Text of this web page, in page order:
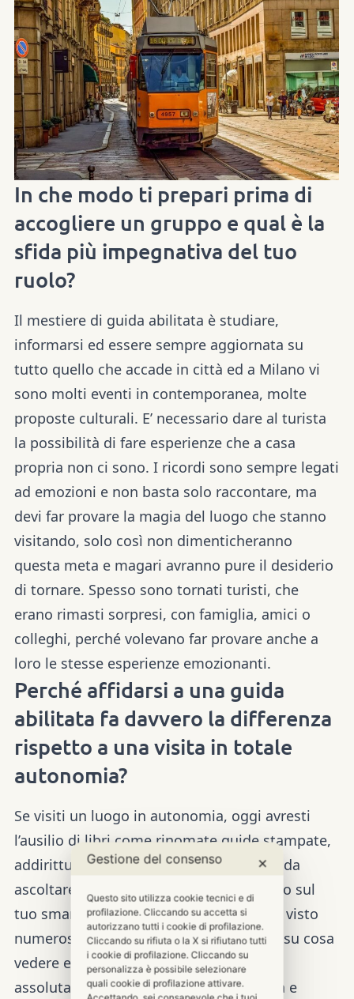
In che modo ti prepari prima di
accogliere un gruppo e qual è la
sfida più impegnativa del tuo
ruolo?
Il mestiere di guida abilitata è studiare,
informarsi ed essere sempre aggiornata su
tutto quello che accade in città ed a Milano vi
sono molti eventi in contemporanea, molte
proposte culturali. E’ necessario dare al turista
la possibilità di fare esperienze che a casa
propria non ci sono. I ricordi sono sempre legati
ad emozioni e non basta solo raccontare, ma
devi far provare la magia del luogo che stanno
visitando, solo così non dimenticheranno
questa meta e magari avranno pure il desiderio
di tornare. Spesso sono tornati turisti, che
erano rimasti sorpresi, con famiglia, amici o
colleghi, perché volevano far provare anche a
loro le stesse esperienze emozionanti.
Perché affidarsi a una guida
abilitata fa davvero la differenza
rispetto a una visita in totale
autonomia?
Se visiti un luogo in autonomia, oggi avresti
l’ausilio di libri come rinomate guide stampate,
addirittura molte audioguide o podcast da
ascoltare, che puoi scaricare al momento sul
tuo smartphone, oppure sui social avrai visto
numerosi influencer che danno consigli su cosa
vedere e fare e non perdere
assolutamente…..ma una guida abilitata e
Gestione del consenso ✕
Questo sito utilizza cookie tecnici e di
profilazione. Cliccando su accetta si
autorizzano tutti i cookie di profilazione.
Cliccando su rifiuta o la X si rifiutano tutti
i cookie di profilazione. Cliccando su
personalizza è possibile selezionare
quali cookie di profilazione attivare.